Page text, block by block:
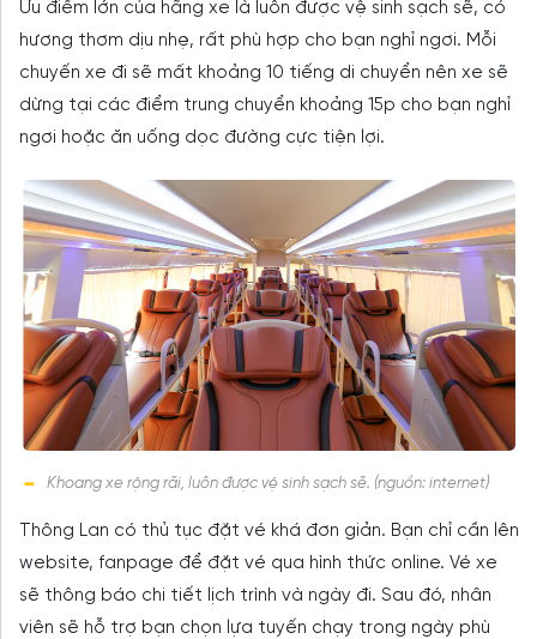
Ưu điểm lớn của hãng xe là luôn được vệ sinh sạch sẽ, có
hương thơm dịu nhẹ, rất phù hợp cho bạn nghỉ ngơi. Mỗi
chuyến xe đi sẽ mất khoảng 10 tiếng di chuyển nên xe sẽ
dừng tại các điểm trung chuyển khoảng 15p cho bạn nghỉ
ngơi hoặc ăn uống dọc đường cực tiện lợi.
Khoang xe rộng rãi, luôn được vệ sinh sạch sẽ. (nguồn: internet)
Thông Lan có thủ tục đặt vé khá đơn giản. Bạn chỉ cần lên
website, fanpage để đặt vé qua hình thức online. Vé xe
sẽ thông báo chi tiết lịch trình và ngày đi. Sau đó, nhân
viên sẽ hỗ trợ bạn chọn lựa tuyến chạy trong ngày phù